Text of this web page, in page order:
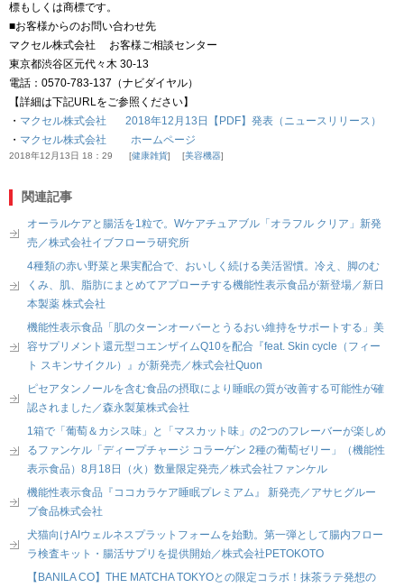
標もしくは商標です。
■お客様からのお問い合わせ先
マクセル株式会社 お客様ご相談センター
東京都渋谷区元代々木 30-13
電話：0570-783-137（ナビダイヤル）
【詳細は下記URLをご参照ください】
・ マクセル株式会社 2018年12月13日【PDF】発表（ニュースリリース）
・ マクセル株式会社 ホームページ
2018年12月13日 18：29 健康雑貨 美容機器
関連記事
オーラルケアと腸活を1粒で。Wケアチュアブル「オラフル クリア」新発
売／株式会社イブフローラ研究所
4種類の赤い野菜と果実配合で、おいしく続ける美活習慣。冷え、脚のむ
くみ、肌、脂肪にまとめてアプローチする機能性表示食品が新登場／新日
本製薬 株式会社
機能性表示食品「肌のターンオーバーとうるおい維持をサポートする」美
容サプリメント還元型コエンザイムQ10を配合『feat. Skin cycle（フィー
ト スキンサイクル）』が新発売／株式会社Quon
ピセアタンノールを含む食品の摂取により睡眠の質が改善する可能性が確
認されました／森永製菓株式会社
1箱で「葡萄＆カシス味」と「マスカット味」の2つのフレーバーが楽しめ
るファンケル「ディープチャージ コラーゲン 2種の葡萄ゼリー」（機能性
表示食品）8月18日（火）数量限定発売／株式会社ファンケル
機能性表示食品『ココカラケア睡眠プレミアム』 新発売／アサヒグルー
プ食品株式会社
犬猫向けAIウェルネスプラットフォームを始動。第一弾として腸内フロー
ラ検査キット・腸活サプリを提供開始／株式会社PETOKOTO
【BANILA CO】THE MATCHA TOKYOとの限定コラボ！抹茶ラテ発想の